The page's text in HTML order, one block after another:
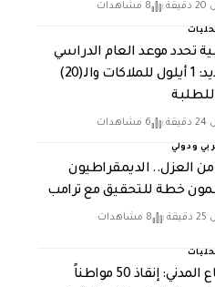
8 مشاهدات
تحدد موعد العام الدراسي
الجديد: 1 أيلول للملاكات والـ(20)
6 مشاهدات
ودولي
من العزل.. الديمقراطيون
خطة للتحقيق مع ترامب
8 مشاهدات
الدفاع المدني: إنقاذ 50 مواطناً